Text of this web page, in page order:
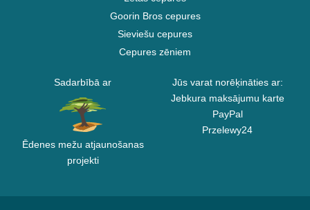
Goorin Bros cepures
Sieviešu cepures
Cepures zēniem
Sadarbībā ar
Ēdenes mežu atjaunošanas
projekti
Jūs varat norēķināties ar:
Jebkura maksājumu karte
PayPal
Przelewy24